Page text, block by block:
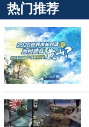
热门推荐